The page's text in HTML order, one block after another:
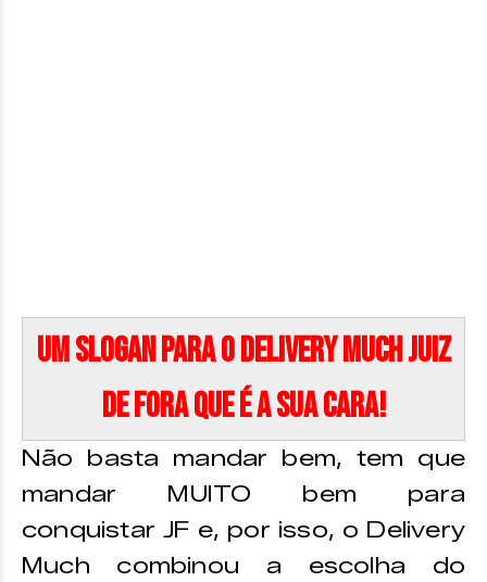
Um slogan para o Delivery Much Juiz
de Fora que é a sua cara!
Não basta mandar bem, tem que
mandar MUITO bem para
conquistar JF e, por isso, o Delivery
Much combinou a escolha do